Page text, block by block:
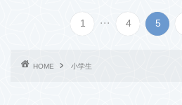
1 ... 4 5
HOME 小学生